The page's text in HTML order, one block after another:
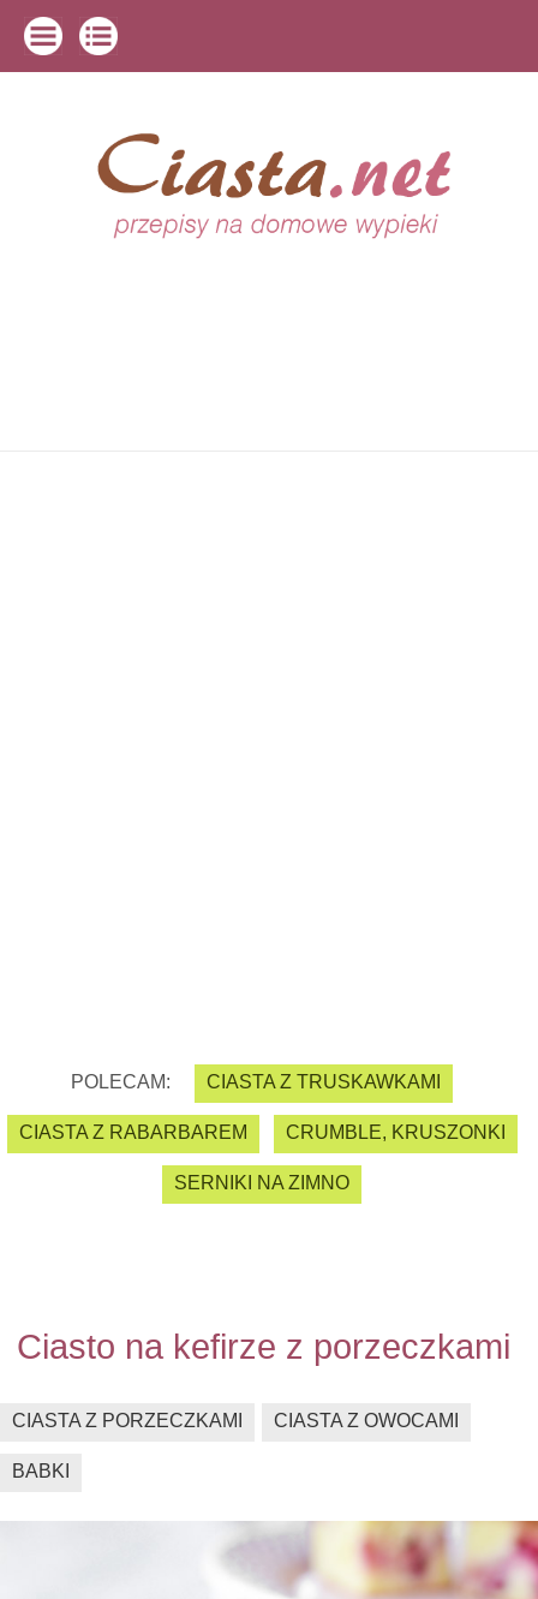
POLECAM: CIASTA Z TRUSKAWKAMI
CIASTA Z RABARBAREM CRUMBLE, KRUSZONKI
SERNIKI NA ZIMNO
Ciasto na kefirze z porzeczkami
CIASTA Z PORZECZKAMI CIASTA Z OWOCAMI
BABKI